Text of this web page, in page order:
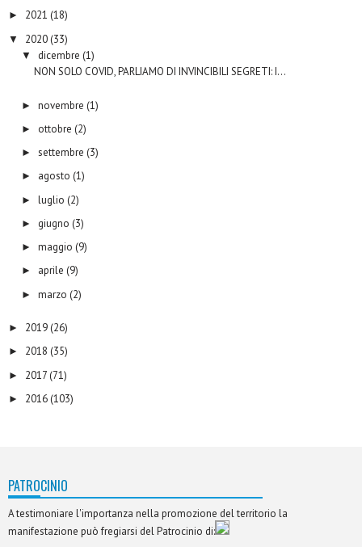
► 2021 (18)
▼ 2020 (33)
▼ dicembre (1)
NON SOLO COVID, PARLIAMO DI INVINCIBILI SEGRETI: I...
► novembre (1)
► ottobre (2)
► settembre (3)
► agosto (1)
► luglio (2)
► giugno (3)
► maggio (9)
► aprile (9)
► marzo (2)
► 2019 (26)
► 2018 (35)
► 2017 (71)
► 2016 (103)
PATROCINIO
A testimoniare l'importanza nella promozione del territorio la
manifestazione può fregiarsi del Patrocinio di: